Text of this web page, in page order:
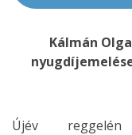
Kálmán
Újév